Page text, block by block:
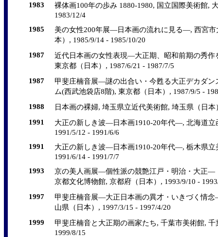
1983
裸体画100年の歩み 1880-1980, 国立国際美術館,
1983/12/4
1985
美の女性200年展―日本画の流れに見る―, 西宮市
本）, 1985/9/14 - 1985/10/20
1987
近代日本画の女性表現―大正期、昭和前期の秀
東京都（日本）, 1987/6/21 - 1987/7/5
1987
甲斐庄楠音展―謎の出合い・今甦る大正デカダ
ム(西武池袋店8階), 東京都（日本）, 1987/9/5 -
1988
日本画の裸婦, 埼玉県立近代美術館, 埼玉県（日本
1991
大正の新しき波―日本画1910-20年代―, 北海道立
1991/5/12 - 1991/6/6
1991
大正の新しき波―日本画1910-20年代―, 栃木県立
1991/6/14 - 1991/7/7
1993
京の美人画展―個性派の競艶江戸・明治・大正―
京都文化博物館, 京都府（日本）, 1993/9/10 -
1997
甲斐庄楠音展―大正日本画の異才・いきづく情
山県（日本）, 1997/3/15 - 1997/4/20
1999
甲斐庄楠音と大正期の画家たち, 千葉市美術館,
1999/8/15